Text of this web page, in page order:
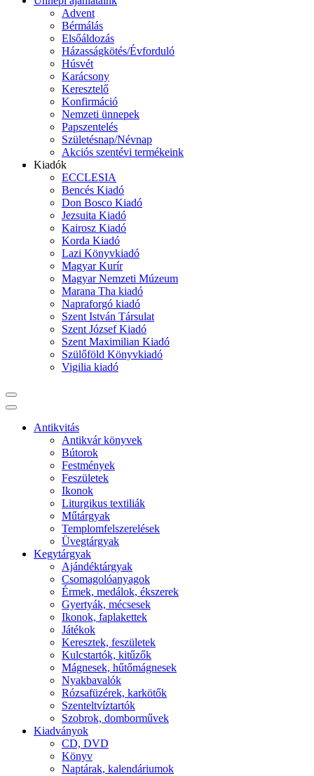
Advent
Bérmálás
Elsőáldozás
Házasságkötés/Évforduló
Húsvét
Karácsony
Keresztelő
Konfirmáció
Nemzeti ünnepek
Papszentelés
Születésnap/Névnap
Akciós szentévi termékeink
Kiadók
ECCLESIA
Bencés Kiadó
Don Bosco Kiadó
Jezsuita Kiadó
Kairosz Kiadó
Korda Kiadó
Lazi Könyvkiadó
Magyar Kurír
Magyar Nemzeti Múzeum
Marana Tha kiadó
Napraforgó kiadó
Szent István Társulat
Szent József Kiadó
Szent Maximilian Kiadó
Szülőföld Könyvkiadó
Vigilia kiadó
Antikvitás
Antikvár könyvek
Bútorok
Festmények
Feszületek
Ikonok
Liturgikus textiliák
Műtárgyak
Templomfelszerelések
Üvegtárgyak
Kegytárgyak
Ajándéktárgyak
Csomagolóanyagok
Érmek, medálok, ékszerek
Gyertyák, mécsesek
Ikonok, faplakettek
Játékok
Keresztek, feszületek
Kulcstartók, kitűzők
Mágnesek, hűtőmágnesek
Nyakbavalók
Rózsafüzérek, karkötők
Szenteltvíztartók
Szobrok, domborművek
Kiadványok
CD, DVD
Könyv
Naptárak, kalendáriumok